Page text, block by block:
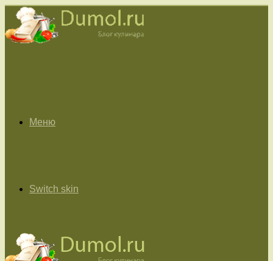
Меню
Switch skin